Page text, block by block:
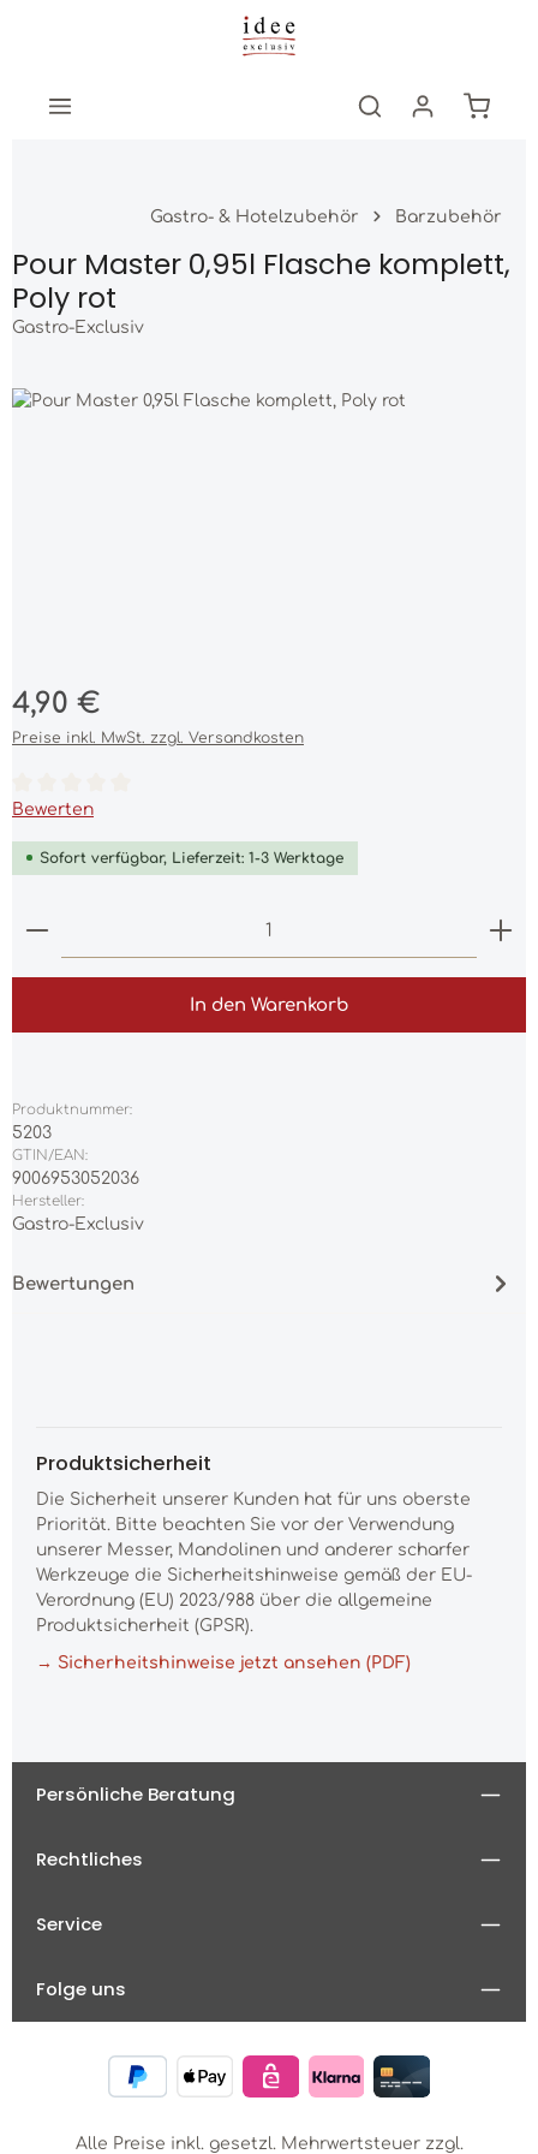
Zum Hauptinhalt springen
Gastro- & Hotelzubehör Barzubehör
Pour Master 0,95l Flasche komplett,
Poly rot
Gastro-Exclusiv
Bildergalerie überspringen
Regulärer Preis:
4,90 €
Preise inkl. MwSt. zzgl. Versandkosten
Durchschnittliche Bewertung von 0 von 5 Sternen
Bewerten
Sofort verfügbar, Lieferzeit: 1-3 Werktage
Produkt Anzahl: Gib den gewünschten Wert
In den Warenkorb
Produktnummer:
5203
GTIN/EAN:
9006953052036
Hersteller:
Gastro-Exclusiv
Bewertungen
Produktsicherheit
Die Sicherheit unserer Kunden hat für uns oberste
Priorität. Bitte beachten Sie vor der Verwendung
unserer Messer, Mandolinen und anderer scharfer
Werkzeuge die Sicherheitshinweise gemäß der EU-
Verordnung (EU) 2023/988 über die allgemeine
Produktsicherheit (GPSR).
→ Sicherheitshinweise jetzt ansehen (PDF)
Persönliche Beratung
Rechtliches
Service
Folge uns
Alle Preise inkl. gesetzl. Mehrwertsteuer zzgl.